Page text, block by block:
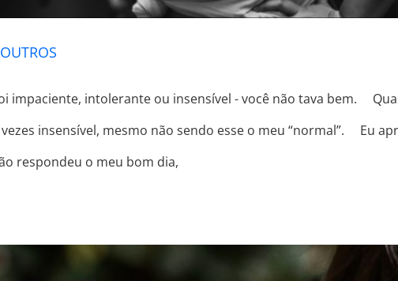
impaciente, intolerante ou insensível - você não tava bem. ⠀
insensível, mesmo não sendo esse o meu “normal”. ⠀ Eu
respondeu o meu bom dia,